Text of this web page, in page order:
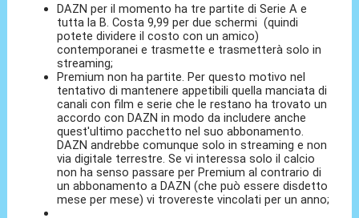
DAZN per il momento ha tre partite di Serie A e
tutta la B. Costa 9,99 per due schermi (quindi
potete dividere il costo con un amico)
contemporanei e trasmette e trasmetterà solo in
streaming;
Premium non ha partite. Per questo motivo nel
tentativo di mantenere appetibili quella manciata di
canali con film e serie che le restano ha trovato un
accordo con DAZN in modo da includere anche
quest'ultimo pacchetto nel suo abbonamento.
DAZN andrebbe comunque solo in streaming e non
via digitale terrestre. Se vi interessa solo il calcio
non ha senso passare per Premium al contrario di
un abbonamento a DAZN (che può essere disdetto
mese per mese) vi trovereste vincolati per un anno;